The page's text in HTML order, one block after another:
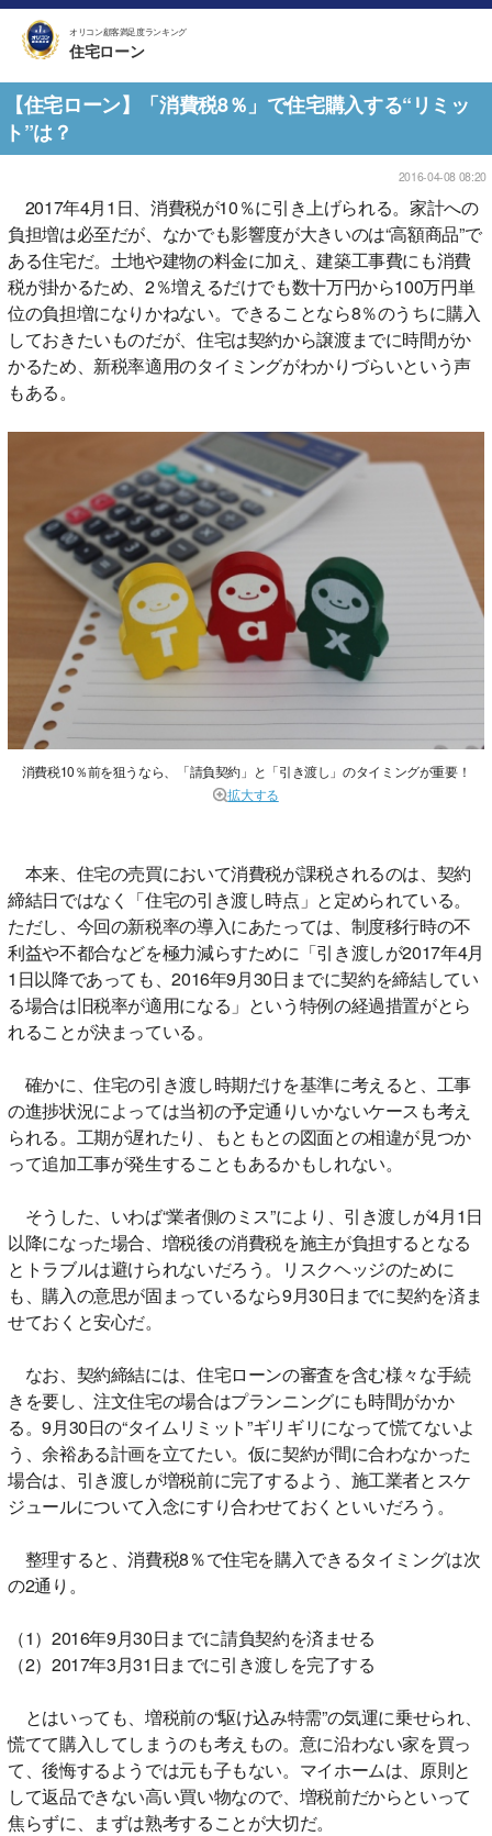
オリコン顧客満足度ランキング
住宅ローン
【住宅ローン】「消費税8％」で住宅購入する“リミッ
ト”は？
2016-04-08 08:20
2017年4月1日、消費税が10％に引き上げられる。家計への
負担増は必至だが、なかでも影響度が大きいのは“高額商品”で
ある住宅だ。土地や建物の料金に加え、建築工事費にも消費
税が掛かるため、2％増えるだけでも数十万円から100万円単
位の負担増になりかねない。できることなら8％のうちに購入
しておきたいものだが、住宅は契約から譲渡までに時間がか
かるため、新税率適用のタイミングがわかりづらいという声
もある。
消費税10％前を狙うなら、「請負契約」と「引き渡し」のタイミングが重要！
拡大する
本来、住宅の売買において消費税が課税されるのは、契約
締結日ではなく「住宅の引き渡し時点」と定められている。
ただし、今回の新税率の導入にあたっては、制度移行時の不
利益や不都合などを極力減らすために「引き渡しが2017年4月
1日以降であっても、2016年9月30日までに契約を締結してい
る場合は旧税率が適用になる」という特例の経過措置がとら
れることが決まっている。
確かに、住宅の引き渡し時期だけを基準に考えると、工事
の進捗状況によっては当初の予定通りいかないケースも考え
られる。工期が遅れたり、もともとの図面との相違が見つか
って追加工事が発生することもあるかもしれない。
そうした、いわば“業者側のミス”により、引き渡しが4月1日
以降になった場合、増税後の消費税を施主が負担するとなる
とトラブルは避けられないだろう。リスクヘッジのために
も、購入の意思が固まっているなら9月30日までに契約を済ま
せておくと安心だ。
なお、契約締結には、住宅ローンの審査を含む様々な手続
きを要し、注文住宅の場合はプランニングにも時間がかか
る。9月30日の“タイムリミット”ギリギリになって慌てないよ
う、余裕ある計画を立てたい。仮に契約が間に合わなかった
場合は、引き渡しが増税前に完了するよう、施工業者とスケ
ジュールについて入念にすり合わせておくといいだろう。
整理すると、消費税8％で住宅を購入できるタイミングは次
の2通り。
（1）2016年9月30日までに請負契約を済ませる
（2）2017年3月31日までに引き渡しを完了する
とはいっても、増税前の“駆け込み特需”の気運に乗せられ、
慌てて購入してしまうのも考えもの。意に沿わない家を買っ
て、後悔するようでは元も子もない。マイホームは、原則と
して返品できない高い買い物なので、増税前だからといって
焦らずに、まずは熟考することが大切だ。